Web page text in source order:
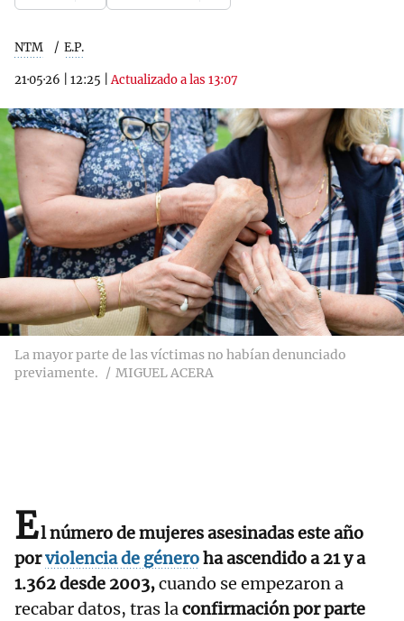
NTM E.P.
21·05·26 12:25 |Actualizado a las 13:07
La mayor parte de las víctimas no habían denunciado
previamente.
MIGUEL ACERA
El número de mujeres asesinadas este año
porviolencia de géneroha ascendido a 21 y a
1.362 desde 2003,cuando se empezaron a
recabar datos, tras laconfirmación por parte